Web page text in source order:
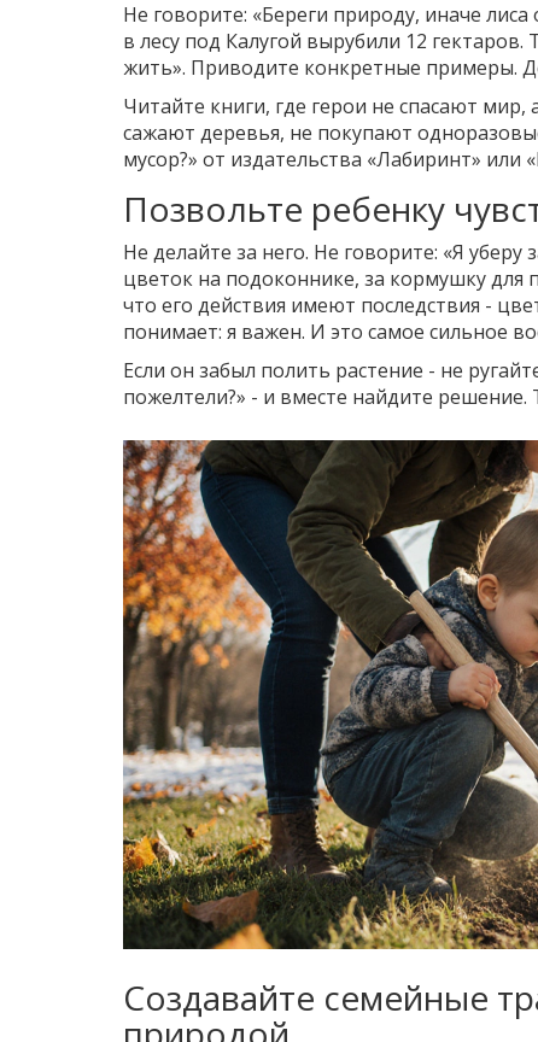
Не говорите: «Береги природу, иначе
в лесу под Калугой вырубили 12
жить». Приводите конкретные примеры.
Читайте книги, где герои не спасают
сажают деревья, не покупают
мусор?» от издательства «Лабиринт» или
Позвольте ребенку
Не делайте за него. Не говорите: «Я уберу
цветок на подоконнике, за кормушку для
что его действия имеют последствия -
понимает: я важен. И это самое сильное
Если он забыл полить растение - не
пожелтели?» - и вместе найдите решение.
Создавайте семейные